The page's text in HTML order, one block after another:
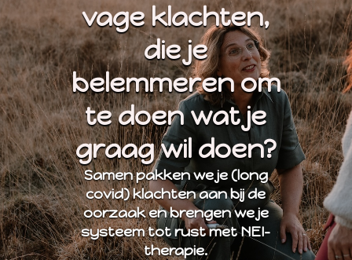
vage klachten,
die je
belemmeren om
te doen wat je
graag wil doen?
Samen pakken we je (long
covid) klachten aan bij de
oorzaak en brengen we je
systeem tot rust met NEI-
therapie.